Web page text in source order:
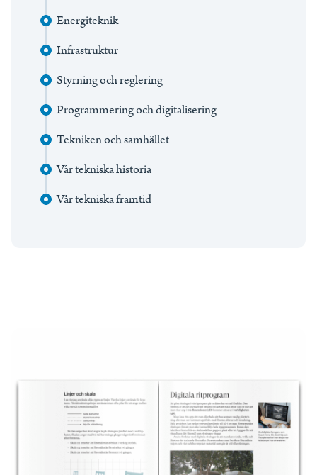
Energiteknik
Infrastruktur
Styrning och reglering
Programmering och digitalisering
Tekniken och samhället
Vår tekniska historia
Vår tekniska framtid